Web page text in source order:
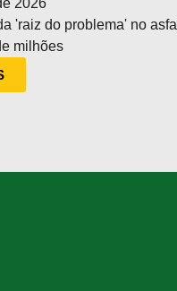
2026
'raiz do problema' no
milhões